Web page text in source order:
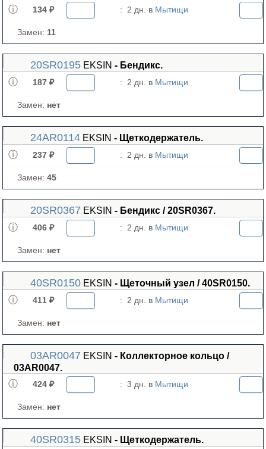
134 ₽ : 2 дн. в Мытищи
Замен: 11
20SR0195 EKSIN - Бендикс.
187 ₽ : 2 дн. в Мытищи
Замен: нет
24AR0114 EKSIN - Щеткодержатель.
237 ₽ : 2 дн. в Мытищи
Замен: 45
20SR0367 EKSIN - Бендикс / 20SR0367.
406 ₽ : 2 дн. в Мытищи
Замен: нет
40SR0150 EKSIN - Щеточный узел / 40SR0150.
411 ₽ : 2 дн. в Мытищи
Замен: нет
03AR0047 EKSIN - Коллекторное кольцо /
03AR0047.
424 ₽ : 3 дн. в Мытищи
Замен: нет
40SR0315 EKSIN - Щеткодержатель.